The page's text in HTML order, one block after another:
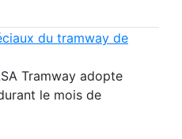
du tramway de
Tramway adopte
le mois de